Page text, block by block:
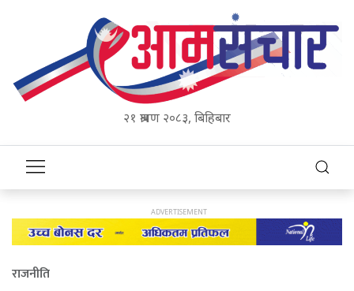
२१ श्रावण २०८३, बिहिबार
राजनीति